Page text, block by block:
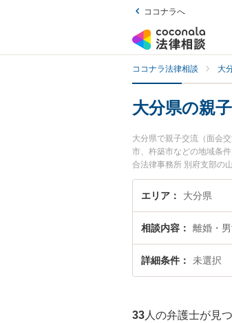
ココナラへ
ココナラ法律相談 大
大分県の親
大分県で親子交流（面会
市、杵築市などの地域条
合法律事務所 別府支部の
す。『大分県で土日や夜
したい』『初回相談無料
エリア 大分県
相談内容 離婚・
詳細条件 未選択
33 人の弁護士が見